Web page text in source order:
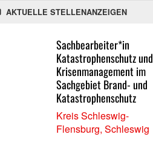
AKTUELLE STELLENANZEIGEN
Sachbearbeiter*in
Katastrophenschutz und
Krisenmanagement im
Sachgebiet Brand- und
Katastrophenschutz
Kreis Schleswig-
Flensburg, Schleswig